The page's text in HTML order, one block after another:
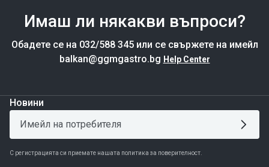
Имаш ли някакви въпроси?
Обадете се на 032/588 345 или се свържете на имейл
balkan@ggmgastro.bg Help Center
Новини
С регистрацията си приемате нашата политика за поверителност.